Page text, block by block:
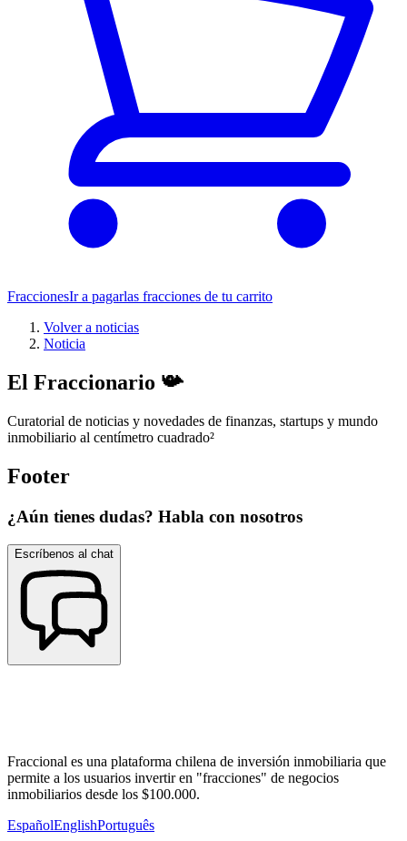
FraccionesIr a pagarlas fracciones de tu carrito
Volver a noticias
Noticia
El Fraccionario 📯
Curatorial de noticias y novedades de finanzas, startups y mundo
inmobiliario al centímetro cuadrado²
Footer
¿Aún tienes dudas? Habla con nosotros
Escríbenos al chat
Fraccional es una plataforma chilena de inversión inmobiliaria que
permite a los usuarios invertir en "fracciones" de negocios
inmobiliarios desde los $100.000.
EspañolEnglishPortuguês